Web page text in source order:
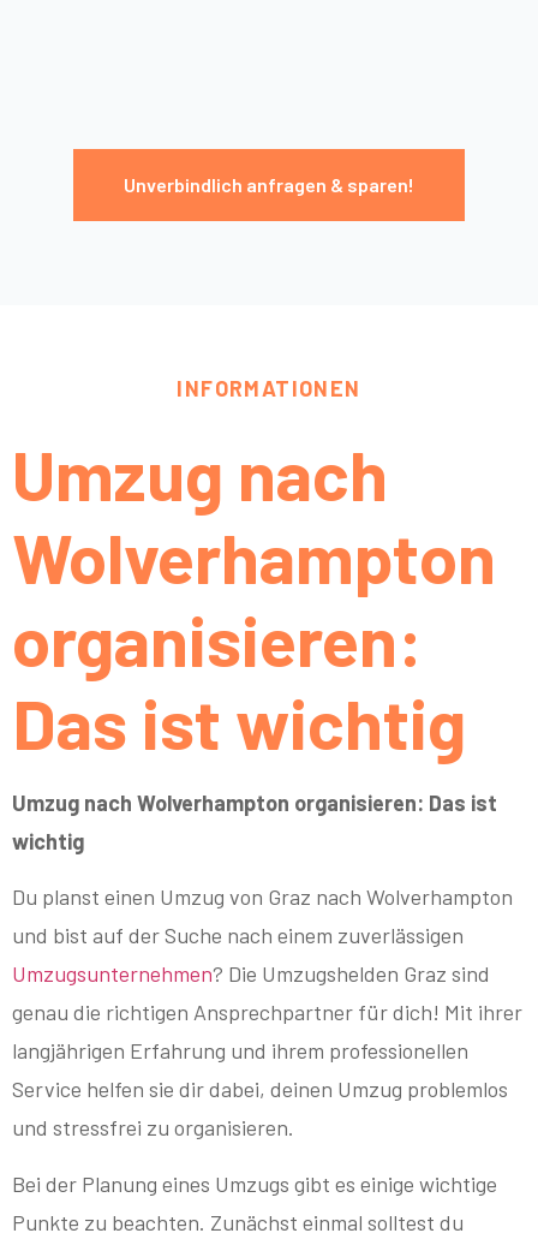
Unverbindlich anfragen & sparen!
INFORMATIONEN
Umzug nach
Wolverhampton
organisieren:
Das ist wichtig
Umzug nach Wolverhampton organisieren: Das ist
wichtig
Du planst einen Umzug von Graz nach Wolverhampton
und bist auf der Suche nach einem zuverlässigen
Umzugsunternehmen? Die Umzugshelden Graz sind
genau die richtigen Ansprechpartner für dich! Mit ihrer
langjährigen Erfahrung und ihrem professionellen
Service helfen sie dir dabei, deinen Umzug problemlos
und stressfrei zu organisieren.
Bei der Planung eines Umzugs gibt es einige wichtige
Punkte zu beachten. Zunächst einmal solltest du